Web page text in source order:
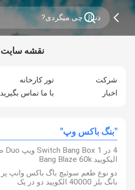
نقشه سایت
شرکت تور کارخانه
اخبار
با ما تماس بگیرید
"بنگ باکس وپ"
الیکویید Bang Blaze 60k
بانگ بلز 40000 الکویید دو در یک